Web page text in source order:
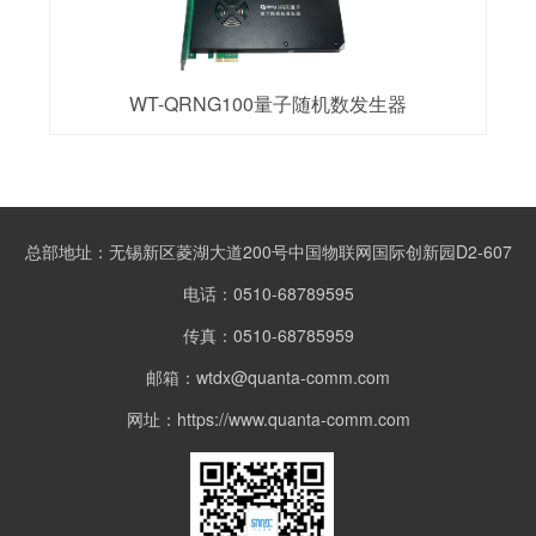
WT-QRNG100量子随机数发生器
总部地址：无锡新区菱湖大道200号中国物联网国际创新园D2-607
电话：0510-68789595
传真：0510-68785959
邮箱：wtdx@quanta-comm.com
网址：https://www.quanta-comm.com